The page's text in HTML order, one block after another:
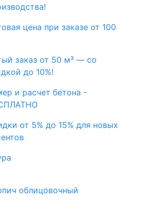
цена при заказе от 100
заказ от 50 м³ — со
до 10%!
и расчет бетона -
от 5% до 15% для новых
облицовочный